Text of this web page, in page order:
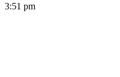
3:51 pm